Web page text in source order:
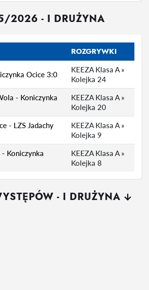
2026 - I DRUŻYNA
ROZGRYWKI
Ocice 3:0
KEEZA Klasa A »
Kolejka 24
- Koniczynka
KEEZA Klasa A »
Kolejka 20
- LZS Jadachy
KEEZA Klasa A »
Kolejka 9
Koniczynka
KEEZA Klasa A »
Kolejka 8
- I DRUŻYNA